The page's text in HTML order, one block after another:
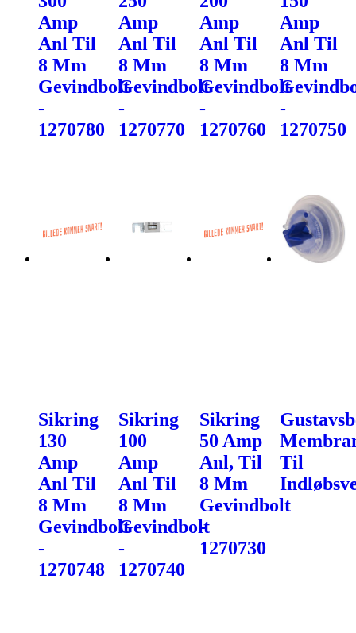
Amp
Anl Til
8 Mm
Gevindbolt
-
1270780
Amp
Anl Til
8 Mm
Gevindbolt
-
1270770
Amp
Anl Til
8 Mm
Gevindbolt
-
1270760
Amp
Anl Til
8 Mm
-
1270750
Sikring
130
Amp
Anl Til
8 Mm
Gevindbolt
-
1270748
Sikring
100
Amp
Anl Til
8 Mm
Gevindbolt
-
1270740
Sikring
50 Amp
Anl, Til
8 Mm
Gevindbolt
-
1270730
Til